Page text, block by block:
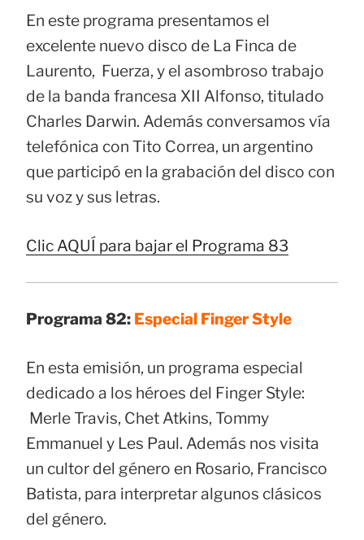
En este programa presentamos el
excelente nuevo disco de La Finca de
Laurento, Fuerza, y el asombroso trabajo
de la banda francesa XII Alfonso, titulado
Charles Darwin. Además conversamos vía
telefónica con Tito Correa, un argentino
que participó en la grabación del disco con
su voz y sus letras.
Clic AQUÍ para bajar el Programa 83
Programa 82: Especial Finger Style
En esta emisión, un programa especial
dedicado a los héroes del Finger Style:
Merle Travis, Chet Atkins, Tommy
Emmanuel y Les Paul. Además nos visita
un cultor del género en Rosario, Francisco
Batista, para interpretar algunos clásicos
del género.